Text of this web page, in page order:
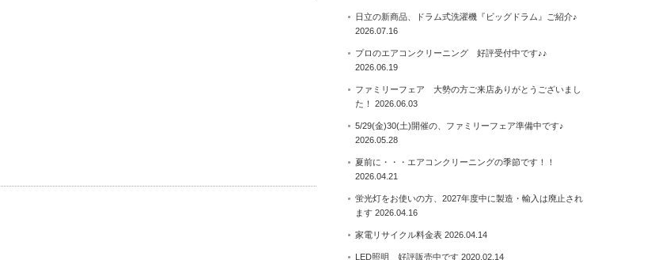
日立の新商品、ドラム式洗濯機『ビッグドラム』ご紹介♪
2026.07.16
プロのエアコンクリーニング 好評受付中です♪♪
2026.06.19
ファミリーフェア 大勢の方ご来店ありがとうございまし
た！
2026.06.03
5/29(金)30(土)開催の、ファミリーフェア準備中です♪
2026.05.28
夏前に・・・エアコンクリーニングの季節です！！
2026.04.21
蛍光灯をお使いの方、2027年度中に製造・輸入は廃止され
ます 2026.04.16
家電リサイクル料金表 2026.04.14
LED照明 好評販売中です 2020.02.14